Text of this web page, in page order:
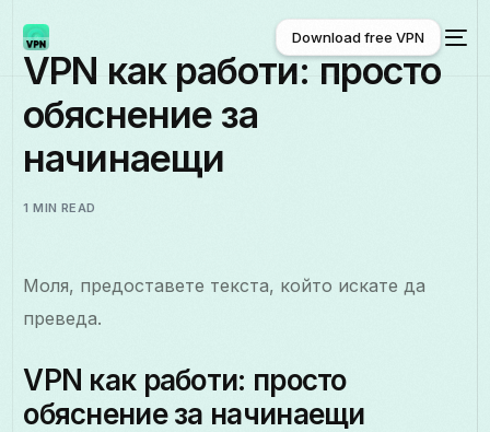
Download free VPN
Download free VPN
VPN как работи: просто
обяснение за
начинаещи
1 MIN READ
Моля, предоставете текста, който искате да
преведа.
VPN как работи: просто
обяснение за начинаещи